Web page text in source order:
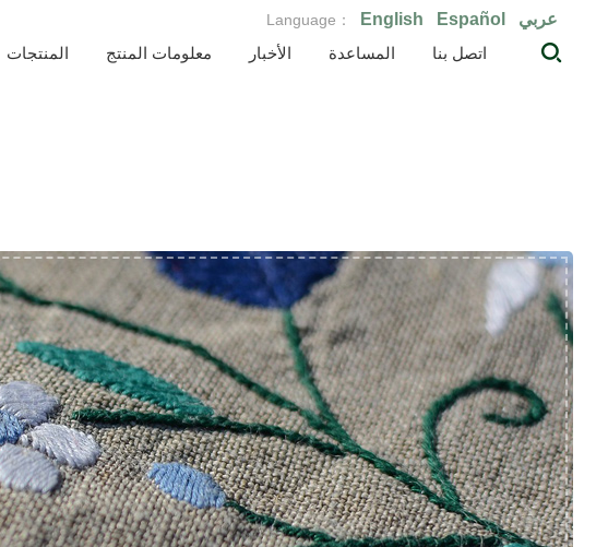
Language： English Español
عربي
المنتجات معلومات المنتج الأخبار المساعدة اتصل بنا